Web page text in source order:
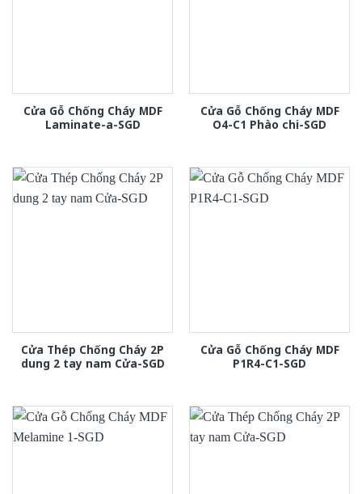
Cửa Gỗ Chống Cháy MDF
Laminate-a-SGD
Cửa Gỗ Chống Cháy MDF
O4-C1 Phào chi-SGD
Cửa Thép Chống Cháy 2P
dung 2 tay nam Cửa-SGD
Cửa Gỗ Chống Cháy MDF
P1R4-C1-SGD